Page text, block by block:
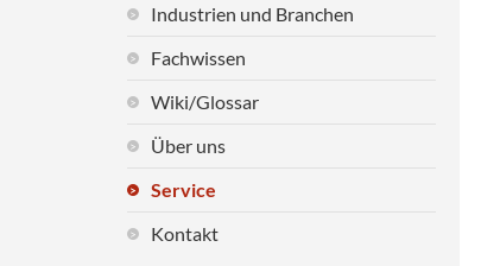
Industrien und Branchen
Fachwissen
Wiki/Glossar
Über uns
Service
Kontakt